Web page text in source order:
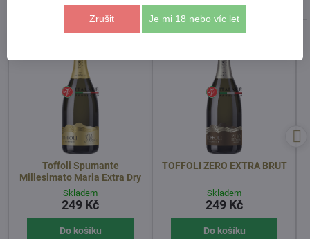
Toffoli Spumante
Millesimato Maria Extra Dry
Skladem
249 Kč
Do košíku
Doporučení someliéra
TOFFOLI ZERO EXTRA BRUT
Skladem
249 Kč
Do košíku
Zrušit Je mi 18 nebo víc let